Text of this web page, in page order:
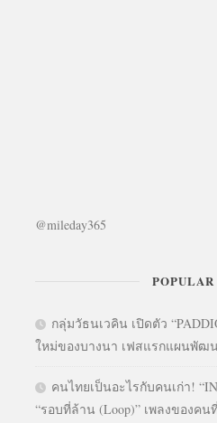
@mileday365
POPULAR
กลุ่มวัธนเวคิน เปิดตัว
ใหม่ของบางนา เฟสแรกแผนพัฒ
คนไทยเป็นอะไรกับคนเก่า!
“รอบที่ล้าน (Loop)” เพลงของค